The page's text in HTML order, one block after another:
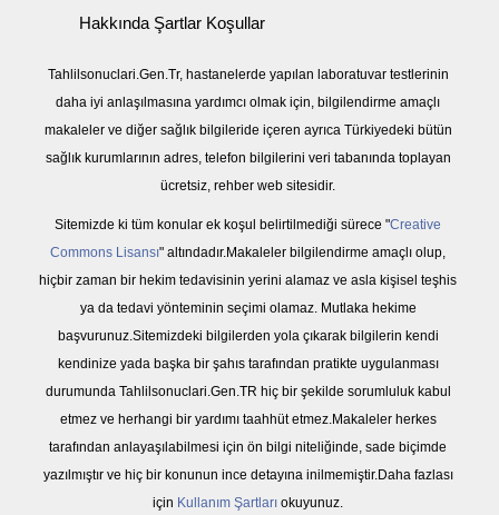
Hakkında Şartlar Koşullar
Tahlilsonuclari.Gen.Tr, hastanelerde yapılan laboratuvar testlerinin
daha iyi anlaşılmasına yardımcı olmak için, bilgilendirme amaçlı
makaleler ve diğer sağlık bilgileride içeren ayrıca Türkiyedeki bütün
sağlık kurumlarının adres, telefon bilgilerini veri tabanında toplayan
ücretsiz, rehber web sitesidir.
Sitemizde ki tüm konular ek koşul belirtilmediği sürece "Creative
Commons Lisansı" altındadır.Makaleler bilgilendirme amaçlı olup,
hiçbir zaman bir hekim tedavisinin yerini alamaz ve asla kişisel teşhis
ya da tedavi yönteminin seçimi olamaz. Mutlaka hekime
başvurunuz.Sitemizdeki bilgilerden yola çıkarak bilgilerin kendi
kendinize yada başka bir şahıs tarafından pratikte uygulanması
durumunda Tahlilsonuclari.Gen.TR hiç bir şekilde sorumluluk kabul
etmez ve herhangi bir yardımı taahhüt etmez.Makaleler herkes
tarafından anlayaşılabilmesi için ön bilgi niteliğinde, sade biçimde
yazılmıştır ve hiç bir konunun ince detayına inilmemiştir.Daha fazlası
için Kullanım Şartları okuyunuz.